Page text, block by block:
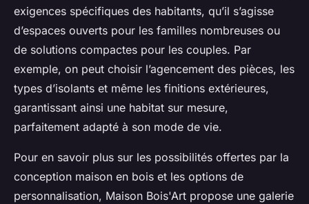
exigences spécifiques des habitants, qu’il s’agisse
d’espaces ouverts pour les familles nombreuses ou
de solutions compactes pour les couples. Par
exemple, on peut choisir l’agencement des pièces, les
types d’isolants et même les finitions extérieures,
garantissant ainsi une habitat sur mesure,
parfaitement adapté à son mode de vie.
Pour en savoir plus sur les possibilités offertes par la
conception maison en bois et les options de
personnalisation, Maison Bois'Art propose une galerie